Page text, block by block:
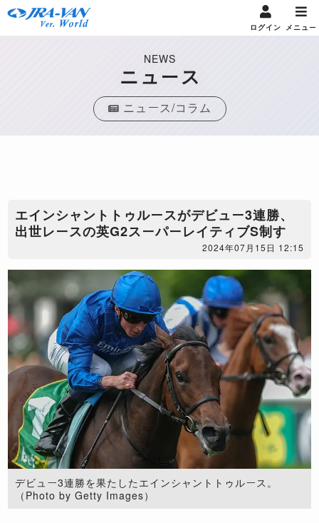
ログイン メニュー
NEWS
ニュース
ニュース/コラム
エインシャントトゥルースがデビュー3連勝、
出世レースの英G2スーパーレイティブS制す
2024年07月15日 12:15
デビュー3連勝を果たしたエインシャントトゥルース。
（Photo by Getty Images）